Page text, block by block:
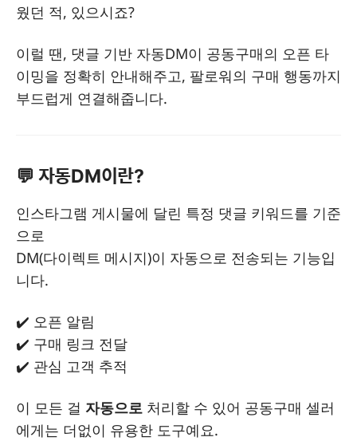
웠던 적, 있으시죠?
이럴 땐, 댓글 기반 자동DM이 공동구매의 오픈 타
이밍을 정확히 안내해주고, 팔로워의 구매 행동까지
부드럽게 연결해줍니다.
💬 자동DM이란?
인스타그램 게시물에 달린 특정 댓글 키워드를 기준
으로
DM(다이렉트 메시지)이 자동으로 전송되는 기능입
니다.
✔️ 오픈 알림
✔️ 구매 링크 전달
✔️ 관심 고객 추적
이 모든 걸 자동으로 처리할 수 있어 공동구매 셀러
에게는 더없이 유용한 도구예요.